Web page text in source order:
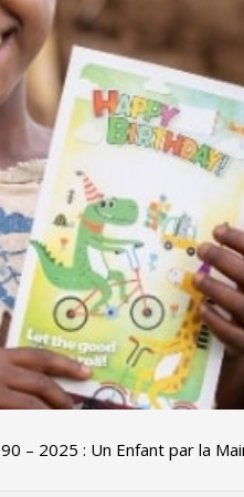
– 2025 : Un Enfant par la